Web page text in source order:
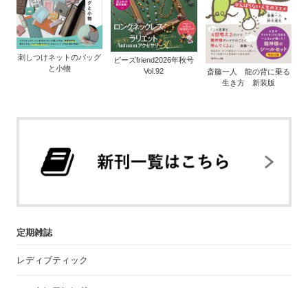
刺しつけネットのバッグ
と小物
ビーズfriend2026年秋号
Vol.92
斎藤一人 龍の背に乗る
生き方 新装版
定期雑誌
レディブティック